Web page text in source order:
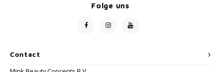
Contact
Folge uns